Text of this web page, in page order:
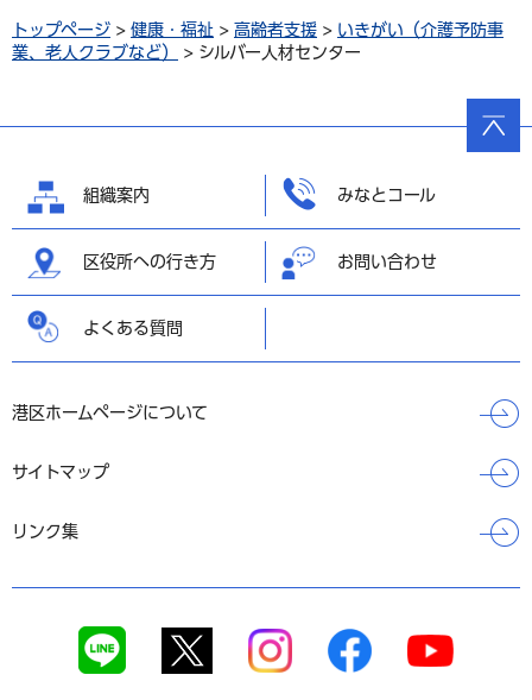
トップページ > 健康・福祉 > 高齢者支援 > いきがい（介護予防事
業、老人クラブなど）
> シルバー人材センター
組織案内 みなとコール
区役所への行き方 お問い合わせ
よくある質問
港区ホームページについて
サイトマップ
リンク集
ページ
の先頭